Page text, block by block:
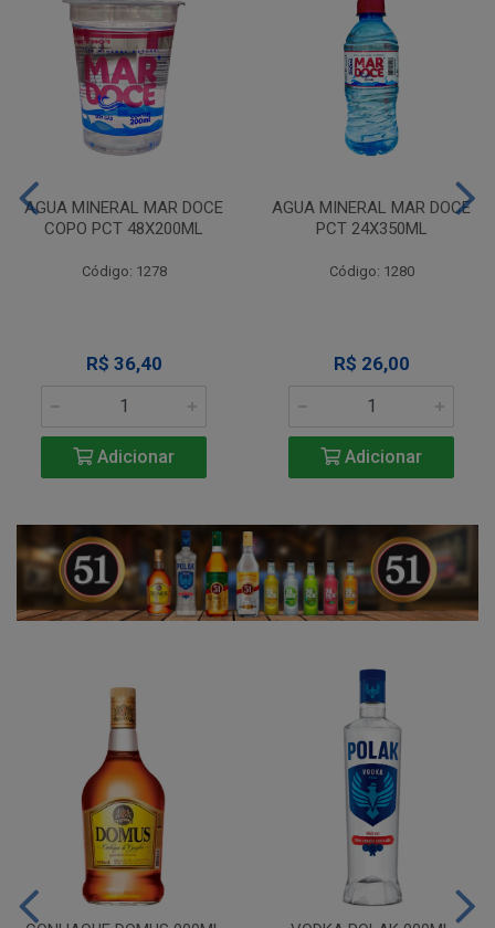
AGUA MINERAL MAR DOCE
COPO PCT 48X200ML
Código: 1278
R$ 36,40
Adicionar
AGUA MINERAL MAR DOCE
PCT 24X350ML
Código: 1280
R$ 26,00
Adicionar